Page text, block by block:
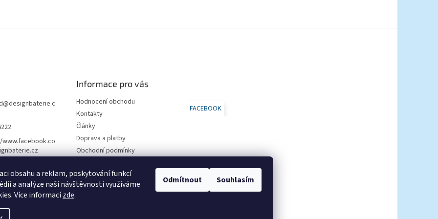
obsahu a reklam, poskytování funkcí
a analýze naší návštěvnosti využíváme
Více informacízde.
Odmítnout Souhlasím
@designbaterie.c
Informace pro vás
Hodnocení obchodu
Kontakty
Články
Doprava a platby
Obchodní podmínky
údajů
SLEVA na první nákup 500 kč
FACEBOOK